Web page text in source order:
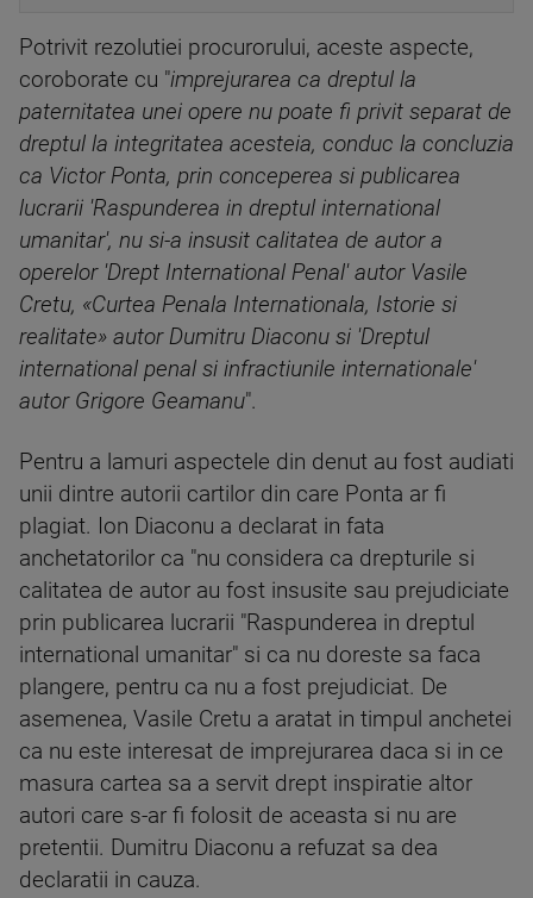
Potrivit rezolutiei procurorului, aceste aspecte,
coroborate cu "imprejurarea ca dreptul la
paternitatea unei opere nu poate fi privit separat de
dreptul la integritatea acesteia, conduc la concluzia
ca Victor Ponta, prin conceperea si publicarea
lucrarii 'Raspunderea in dreptul international
umanitar', nu si-a insusit calitatea de autor a
operelor 'Drept International Penal' autor Vasile
Cretu, «Curtea Penala Internationala, Istorie si
realitate» autor Dumitru Diaconu si 'Dreptul
international penal si infractiunile internationale'
autor Grigore Geamanu".
Pentru a lamuri aspectele din denut au fost audiati
unii dintre autorii cartilor din care Ponta ar fi
plagiat. Ion Diaconu a declarat in fata
anchetatorilor ca "nu considera ca drepturile si
calitatea de autor au fost insusite sau prejudiciate
prin publicarea lucrarii "Raspunderea in dreptul
international umanitar" si ca nu doreste sa faca
plangere, pentru ca nu a fost prejudiciat. De
asemenea, Vasile Cretu a aratat in timpul anchetei
ca nu este interesat de imprejurarea daca si in ce
masura cartea sa a servit drept inspiratie altor
autori care s-ar fi folosit de aceasta si nu are
pretentii. Dumitru Diaconu a refuzat sa dea
declaratii in cauza.